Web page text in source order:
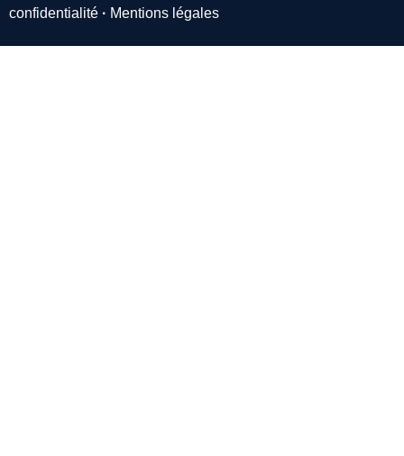
confidentialité · Mentions légales